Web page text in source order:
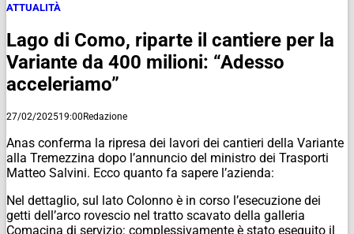
ATTUALITÀ
Lago di Como, riparte il cantiere per la
Variante da 400 milioni: “Adesso
acceleriamo”
27/02/202519:00Redazione
Anas conferma la ripresa dei lavori dei cantieri della Variante
alla Tremezzina dopo l’annuncio del ministro dei Trasporti
Matteo Salvini. Ecco quanto fa sapere l’azienda:
Nel dettaglio, sul lato Colonno è in corso l’esecuzione dei
getti dell’arco rovescio nel tratto scavato della galleria
Comacina di servizio: complessivamente è stato eseguito il